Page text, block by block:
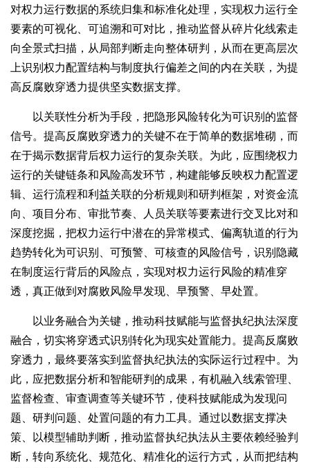
对权力运行数据的系统归集和标准化处理，实现权力运行全
要素的可视化、可追溯和可对比，推动监督从碎片化线索走
向全景式扫描，从局部判断走向整体研判，从而在更高层次
上识别权力配置结构与制度执行偏差之间的内在关联，为提
高反腐败穿透力提供坚实数据支撑。
以关联性分析为手段，把隐形风险转化为可识别的监督
信号。提高反腐败穿透力的关键不在于简单的数据堆砌，而
在于揭示数据背后权力运行的复杂关联。为此，应围绕权力
运行的关键链条和风险高发环节，构建能够反映权力配置逻
辑、运行流程和利益关联的分析规则和研判框架，对资金流
向、项目分布、审批节奏、人员关联等要素进行交叉比对和
深度挖掘，把权力运行中潜在的异常模式、偏离轨道的行为
趋势转化为可识别、可预警、可核查的风险信号，识别隐藏
在制度运行背后的风险点，实现对权力运行风险的精准穿
透，真正做到对腐败风险早发现、早预警、早处置。
以业务融合为关键，推动科技赋能与监督执纪执法深度
融合，切实将穿透式识别转化为现实处置能力。提高反腐败
穿透力，最终要落实到监督执纪执法的实际运行过程中。为
此，应把数据分析和智能研判的成果，有机融入线索管理、
监督检查、审查调查等关键环节，使科技赋能成为发现问
题、研判问题、处置问题的有力工具。通过以数据支撑决
策、以模型辅助判断，推动监督执纪执法从主要依赖经验判
断，转向系统化、规范化、精准化的运行方式，从而把结构